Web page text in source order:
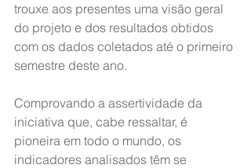
trouxe aos presentes uma visão geral
do projeto e dos resultados obtidos
com os dados coletados até o primeiro
semestre deste ano.
Comprovando a assertividade da
iniciativa que, cabe ressaltar, é
pioneira em todo o mundo, os
indicadores analisados têm se